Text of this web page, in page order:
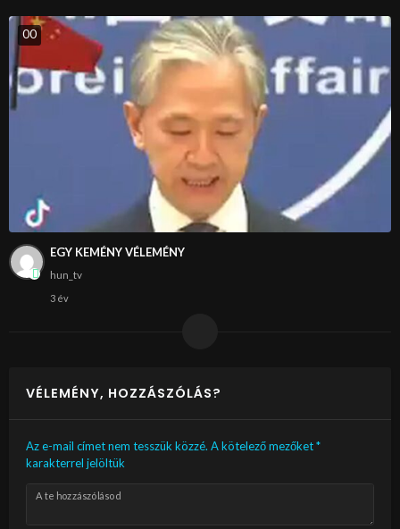
00
EGY KEMÉNY VÉLEMÉNY
hun_tv
3 év
VÉLEMÉNY, HOZZÁSZÓLÁS?
Az e-mail címet nem tesszük közzé. A kötelező mezőket*
karakterrel jelöltük
A te hozzászólásod